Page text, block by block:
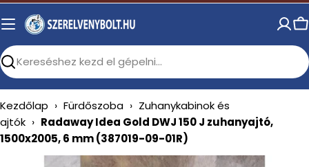
Skip
to
Search
Kezdőlap › Fürdőszoba › Zuhanykabinok és
ajtók › Radaway Idea Gold DWJ 150 J zuhanyajtó,
1500x2005, 6 mm (387019-09-01R)